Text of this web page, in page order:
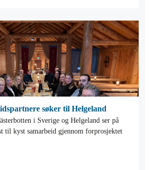
søker til Helgeland
i Sverige og Helgeland ser på
til kyst samarbeid gjennom forprosjektet